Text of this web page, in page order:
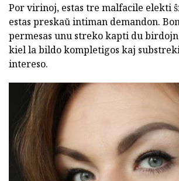
Por virinoj, estas tre malfacile elekti
estas preskaŭ intiman demandon.
permesas unu streko kapti du
kiel la bildo kompletigos kaj
intereso.